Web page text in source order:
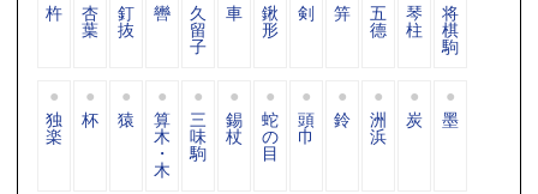
杵 杏
葉
釘
抜
轡 久
留
子
車 鍬
形
剣 笄 五
德
琴
柱
将
棋
駒
独
楽
杯 猿 算
木
・
木
三
味
駒
錫
杖
蛇
の
目
頭
巾
鈴 洲
浜
炭 墨